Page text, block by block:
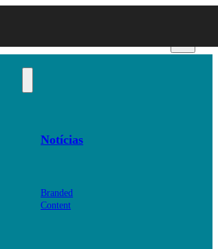
Notícias
Branded
Content